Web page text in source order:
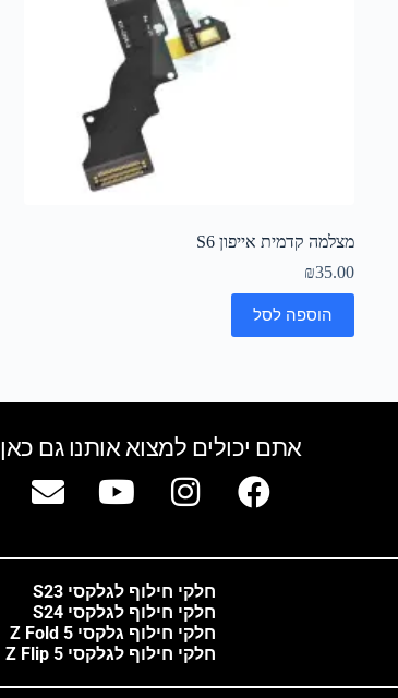
מצלמה קדמית אייפון S6
₪35.00
הוספה לסל
אתם יכולים למצוא אותנו גם כאן
חלקי חילוף לגלקסי S23
חלקי חילוף לגלקסי S24
חלקי חילוף גלקסי Z Fold 5
חלקי חילוף לגלקסי Z Flip 5